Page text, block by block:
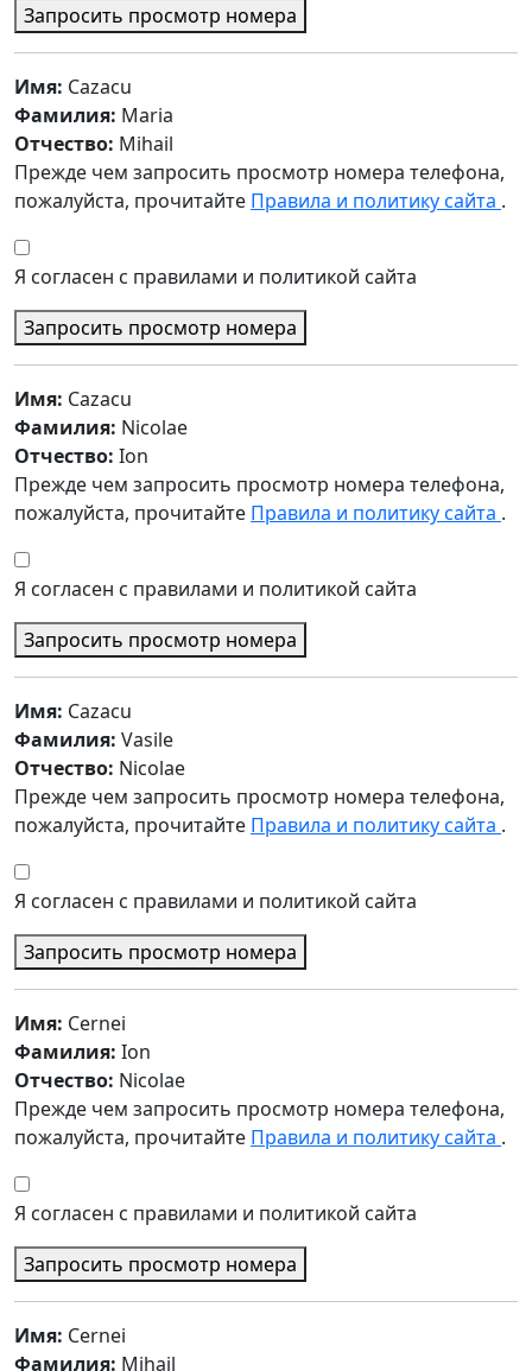
Запросить просмотр номера
Имя: Cazacu
Фамилия: Maria
Отчество: Mihail
Прежде чем запросить просмотр номера телефона,
пожалуйста, прочитайте Правила и политику сайта .
Я согласен с правилами и политикой сайта
Запросить просмотр номера
Имя: Cazacu
Фамилия: Nicolae
Отчество: Ion
Прежде чем запросить просмотр номера телефона,
пожалуйста, прочитайте Правила и политику сайта .
Я согласен с правилами и политикой сайта
Запросить просмотр номера
Имя: Cazacu
Фамилия: Vasile
Отчество: Nicolae
Прежде чем запросить просмотр номера телефона,
пожалуйста, прочитайте Правила и политику сайта .
Я согласен с правилами и политикой сайта
Запросить просмотр номера
Имя: Cernei
Фамилия: Ion
Отчество: Nicolae
Прежде чем запросить просмотр номера телефона,
пожалуйста, прочитайте Правила и политику сайта .
Я согласен с правилами и политикой сайта
Запросить просмотр номера
Имя: Cernei
Фамилия: Mihail